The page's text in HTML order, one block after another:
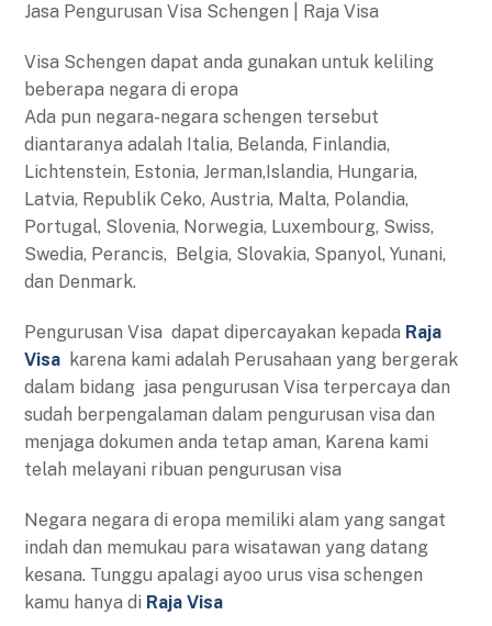
Jasa Pengurusan Visa Schengen | Raja Visa
Visa Schengen dapat anda gunakan untuk keliling
beberapa negara di eropa
Ada pun negara-negara schengen tersebut
diantaranya adalah Italia, Belanda, Finlandia,
Lichtenstein, Estonia, Jerman,Islandia, Hungaria,
Latvia, Republik Ceko, Austria, Malta, Polandia,
Portugal, Slovenia, Norwegia, Luxembourg, Swiss,
Swedia, Perancis, Belgia, Slovakia, Spanyol, Yunani,
dan Denmark.
Pengurusan Visa dapat dipercayakan kepada Raja
Visa karena kami adalah Perusahaan yang bergerak
dalam bidang jasa pengurusan Visa terpercaya dan
sudah berpengalaman dalam pengurusan visa dan
menjaga dokumen anda tetap aman, Karena kami
telah melayani ribuan pengurusan visa
Negara negara di eropa memiliki alam yang sangat
indah dan memukau para wisatawan yang datang
kesana. Tunggu apalagi ayoo urus visa schengen
kamu hanya di Raja Visa